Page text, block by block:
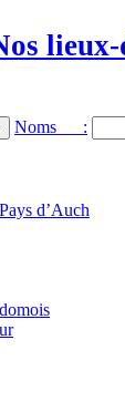
lieux-
Noms :
d’Auch